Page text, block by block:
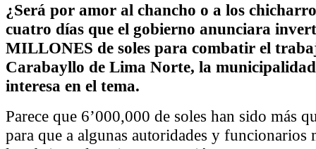
¿Será por amor al chancho o a los
cuatro días que el gobierno anunciara
MILLONES de soles para combatir el
Carabayllo de Lima Norte, la municipalidad
interesa en el tema.
Parece que 6’000,000 de soles han sido más
para que a algunas autoridades y funcionarios